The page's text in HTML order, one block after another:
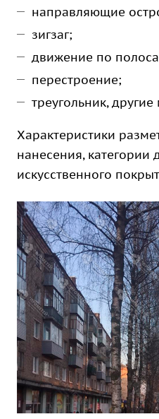
направляющие
зигзаг;
движение по
перестроение;
треугольник,
Характеристики
нанесения, категории
искусственного